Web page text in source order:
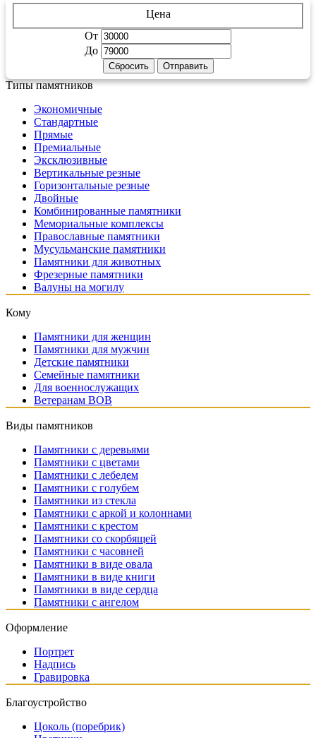
Цена
От
До
Сбросить Отправить
Типы памятников
Экономичные
Стандартные
Прямые
Премиальные
Эксклюзивные
Вертикальные резные
Горизонтальные резные
Двойные
Комбинированные памятники
Мемориальные комплексы
Православные памятники
Мусульманские памятники
Памятники для животных
Фрезерные памятники
Валуны на могилу
Кому
Памятники для женщин
Памятники для мужчин
Детские памятники
Семейные памятники
Для военнослужащих
Ветеранам ВОВ
Виды памятников
Памятники с деревьями
Памятники с цветами
Памятники с лебедем
Памятники с голубем
Памятники из стекла
Памятники с аркой и колоннами
Памятники с крестом
Памятники со скорбящей
Памятники с часовней
Памятники в виде овала
Памятники в виде книги
Памятники в виде сердца
Памятники с ангелом
Оформление
Портрет
Надпись
Гравировка
Благоустройство
Цоколь (поребрик)